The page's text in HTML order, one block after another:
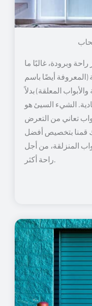
وبرودة، غالبًا ما
(المعروفة أيضًا باسم
المعلقة) بدلاً
الشيء السيئ هو
تعاني من التعرض
قمنا بتخصيص أفضل
المنزلقة، من أجل
راحة أكثر.